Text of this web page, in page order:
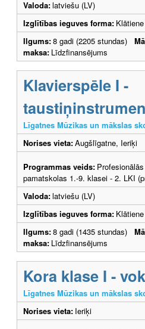
Valoda:latviešu (LV)
Izglītības ieguves forma: Klātiene
Ilgums:8 gadi (2205 stundas)
maksa: Līdzfinansējums
Klavierspēle I -
Līgatnes Mūzikas un mākslas
Norises vieta:Augšlīgatne, Ieriķi
Programmas veids:
pamatskolas 1.-9. klasei - 2. LKI
Valoda:latviešu (LV)
Izglītības ieguves forma: Klātiene
Ilgums:8 gadi (1435 stundas)
maksa: Līdzfinansējums
Kora klase I -
Līgatnes Mūzikas un mākslas
Norises vieta: Ieriķi